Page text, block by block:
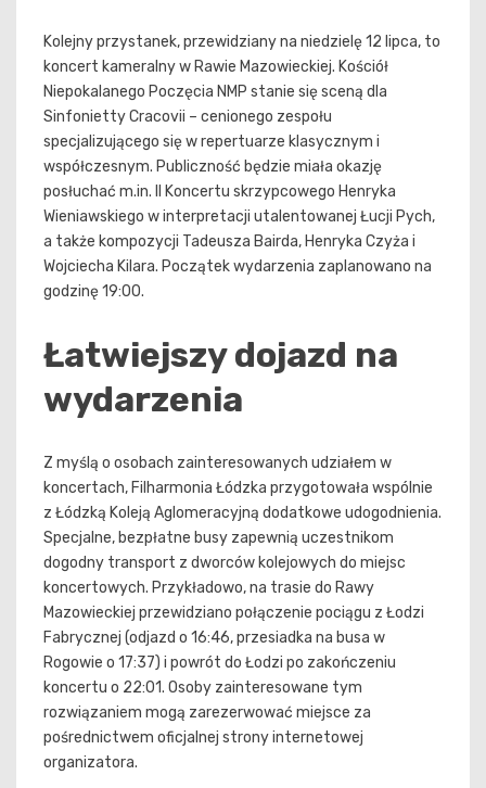
Kolejny przystanek, przewidziany na niedzielę 12 lipca, to
koncert kameralny w Rawie Mazowieckiej. Kościół
Niepokalanego Poczęcia NMP stanie się sceną dla
Sinfonietty Cracovii – cenionego zespołu
specjalizującego się w repertuarze klasycznym i
współczesnym. Publiczność będzie miała okazję
posłuchać m.in. II Koncertu skrzypcowego Henryka
Wieniawskiego w interpretacji utalentowanej Łucji Pych,
a także kompozycji Tadeusza Bairda, Henryka Czyża i
Wojciecha Kilara. Początek wydarzenia zaplanowano na
godzinę 19:00.
Łatwiejszy dojazd na
wydarzenia
Z myślą o osobach zainteresowanych udziałem w
koncertach, Filharmonia Łódzka przygotowała wspólnie
z Łódzką Koleją Aglomeracyjną dodatkowe udogodnienia.
Specjalne, bezpłatne busy zapewnią uczestnikom
dogodny transport z dworców kolejowych do miejsc
koncertowych. Przykładowo, na trasie do Rawy
Mazowieckiej przewidziano połączenie pociągu z Łodzi
Fabrycznej (odjazd o 16:46, przesiadka na busa w
Rogowie o 17:37) i powrót do Łodzi po zakończeniu
koncertu o 22:01. Osoby zainteresowane tym
rozwiązaniem mogą zarezerwować miejsce za
pośrednictwem oficjalnej strony internetowej
organizatora.